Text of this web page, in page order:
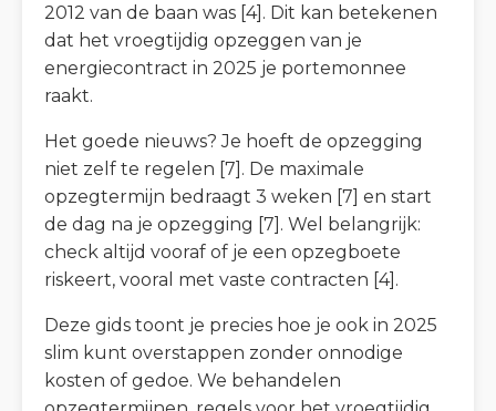
2012 van de baan was [4]. Dit kan betekenen
dat het vroegtijdig opzeggen van je
energiecontract in 2025 je portemonnee
raakt.
Het goede nieuws? Je hoeft de opzegging
niet zelf te regelen [7]. De maximale
opzegtermijn bedraagt 3 weken [7] en start
de dag na je opzegging [7]. Wel belangrijk:
check altijd vooraf of je een opzegboete
riskeert, vooral met vaste contracten [4].
Deze gids toont je precies hoe je ook in 2025
slim kunt overstappen zonder onnodige
kosten of gedoe. We behandelen